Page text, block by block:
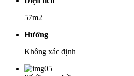
57m2
Hướng
Không xác định